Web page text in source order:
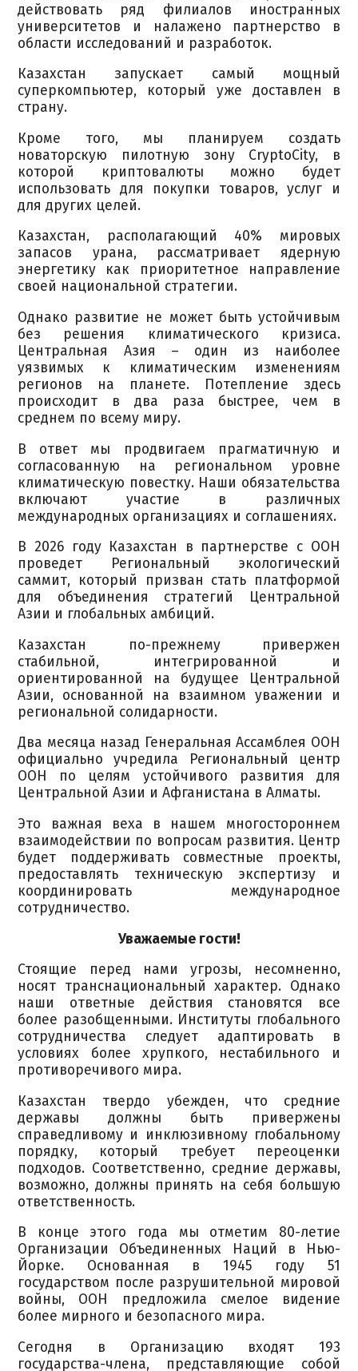
действовать ряд филиалов иностранных
университетов и налажено партнерство в
области исследований и разработок.
Казахстан запускает самый мощный
суперкомпьютер, который уже доставлен в
страну.
Кроме того, мы планируем создать
новаторскую пилотную зону CryptoCity, в
которой криптовалюты можно будет
использовать для покупки товаров, услуг и
для других целей.
Казахстан, располагающий 40% мировых
запасов урана, рассматривает ядерную
энергетику как приоритетное направление
своей национальной стратегии.
Однако развитие не может быть устойчивым
без решения климатического кризиса.
Центральная Азия – один из наиболее
уязвимых к климатическим изменениям
регионов на планете. Потепление здесь
происходит в два раза быстрее, чем в
среднем по всему миру.
В ответ мы продвигаем прагматичную и
согласованную на региональном уровне
климатическую повестку. Наши обязательства
включают участие в различных
международных организациях и соглашениях.
В 2026 году Казахстан в партнерстве с ООН
проведет Региональный экологический
саммит, который призван стать платформой
для объединения стратегий Центральной
Азии и глобальных амбиций.
Казахстан по-прежнему привержен
стабильной, интегрированной и
ориентированной на будущее Центральной
Азии, основанной на взаимном уважении и
региональной солидарности.
Два месяца назад Генеральная Ассамблея ООН
официально учредила Региональный центр
ООН по целям устойчивого развития для
Центральной Азии и Афганистана в Алматы.
Это важная веха в нашем многостороннем
взаимодействии по вопросам развития. Центр
будет поддерживать совместные проекты,
предоставлять техническую экспертизу и
координировать международное
сотрудничество.
Уважаемые гости!
Стоящие перед нами угрозы, несомненно,
носят транснациональный характер. Однако
наши ответные действия становятся все
более разобщенными. Институты глобального
сотрудничества следует адаптировать в
условиях более хрупкого, нестабильного и
противоречивого мира.
Казахстан твердо убежден, что средние
державы должны быть привержены
справедливому и инклюзивному глобальному
порядку, который требует переоценки
подходов. Соответственно, средние державы,
возможно, должны принять на себя большую
ответственность.
В конце этого года мы отметим 80-летие
Организации Объединенных Наций в Нью-
Йорке. Основанная в 1945 году 51
государством после разрушительной мировой
войны, ООН предложила смелое видение
более мирного и безопасного мира.
Сегодня в Организацию входят 193
государства-члена, представляющие собой